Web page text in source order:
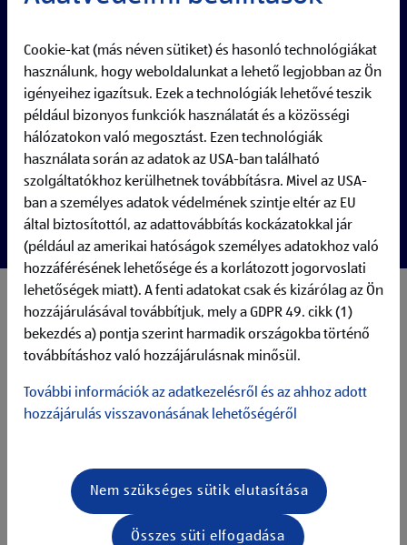
My responsibilities:
Designing, developing, optimising, and maintaining the
cloud infrastructure of our Azure data platform based on
business and connectivity requirements while ensuring
scalability and cost efficiency according to ETL and data
Implementing security best practices and compliance
Implementing monitoring and alerting systems to
proactively identify and resolve performance issues
Resolving technical issues to support our business
Cookie-kat (más néven sütiket) és hasonló technológiákat
használunk, hogy weboldalunkat a lehető legjobban az Ön
igényeihez igazítsuk. Ezek a technológiák lehetővé teszik
például bizonyos funkciók használatát és a közösségi
hálózatokon való megosztást. Ezen technológiák
használata során az adatok az USA-ban található
szolgáltatókhoz kerülhetnek továbbításra. Mivel az USA-
ban a személyes adatok védelmének szintje eltér az EU
által biztosítottól, az adattovábbítás kockázatokkal jár
(például az amerikai hatóságok személyes adatokhoz való
hozzáférésének lehetősége és a korlátozott jogorvoslati
lehetőségek miatt). A fenti adatokat csak és kizárólag az Ön
hozzájárulásával továbbítjuk, mely a GDPR 49. cikk (1)
bekezdés a) pontja szerint harmadik országokba történő
továbbításhoz való hozzájárulásnak minősül.
További információk az adatkezelésről és az ahhoz adott
hozzájárulás visszavonásának lehetőségéről
Nem szükséges sütik elutasítása
Összes süti elfogadása